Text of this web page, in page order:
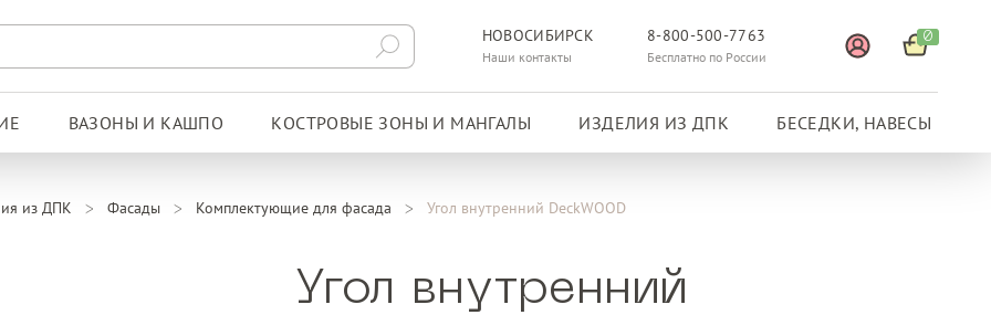
НОВОСИБИРСК
Наши контакты
8-800-500-7763
Бесплатно по России
0
ВАЗОНЫ И КАШПО КОСТРОВЫЕ ЗОНЫ И МАНГАЛЫ ИЗДЕЛИЯ ИЗ ДПК БЕСЕДКИ, НАВЕСЫ
из ДПК Фасады Комплектующие для фасада Угол внутренний DeckWOOD
Угол внутренний